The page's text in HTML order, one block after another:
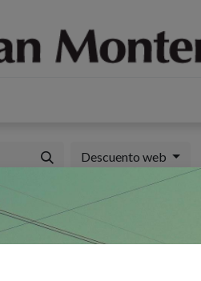
Descuento web